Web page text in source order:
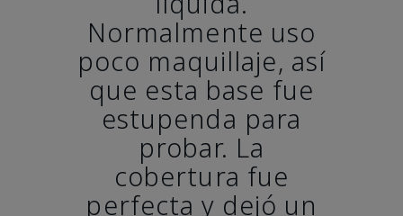
Normalmente uso
poco maquillaje, así
que esta base fue
estupenda para
probar. La
cobertura fue
perfecta y dejó un